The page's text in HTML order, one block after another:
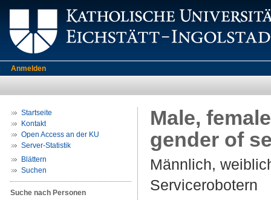
Anmelden
Startseite
Kontakt
Open Access an der KU
Server-Statistik
Blättern
Suchen
Suche nach Personen
Male,
gender of
Männlich,
Servicerobotern